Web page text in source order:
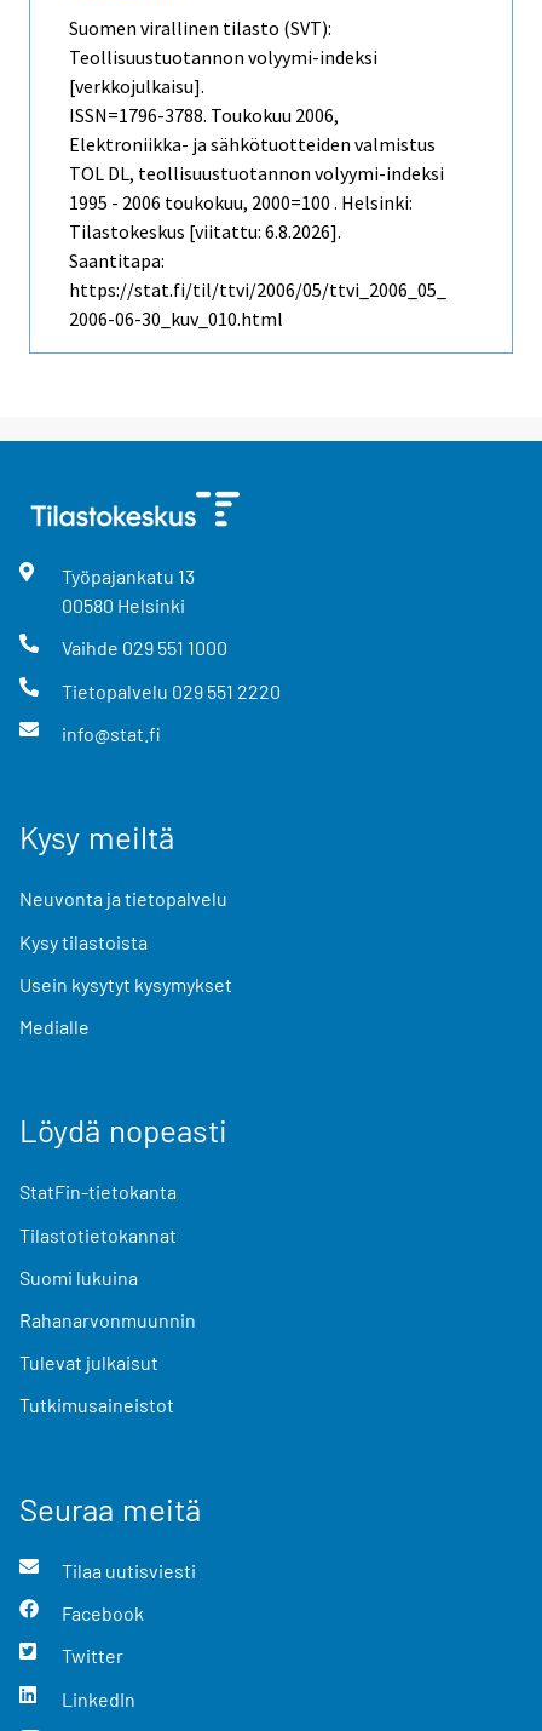
Suomen virallinen tilasto (SVT):
Teollisuustuotannon volyymi-indeksi
[verkkojulkaisu].
ISSN=1796-3788. Toukokuu 2006,
Elektroniikka- ja sähkötuotteiden valmistus
TOL DL, teollisuustuotannon volyymi-indeksi
1995 - 2006 toukokuu, 2000=100 . Helsinki:
Tilastokeskus [viitattu: 6.8.2026].
Saantitapa:
https://stat.fi/til/ttvi/2006/05/ttvi_2006_05_
2006-06-30_kuv_010.html
Työpajankatu 13
00580 Helsinki
Vaihde 029 551 1000
Tietopalvelu 029 551 2220
info@stat.fi
Kysy meiltä
Neuvonta ja tietopalvelu
Kysy tilastoista
Usein kysytyt kysymykset
Medialle
Löydä nopeasti
StatFin-tietokanta
Tilastotietokannat
Suomi lukuina
Rahanarvonmuunnin
Tulevat julkaisut
Tutkimusaineistot
Seuraa meitä
Tilaa uutisviesti
Facebook
Twitter
LinkedIn